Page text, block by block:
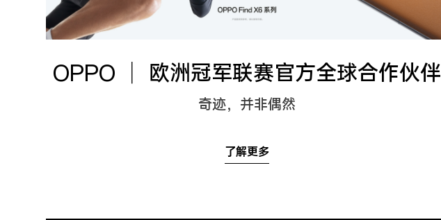
OPPO ｜ 欧洲冠军联赛官方全球合作伙伴
奇迹，并非偶然
了解更多